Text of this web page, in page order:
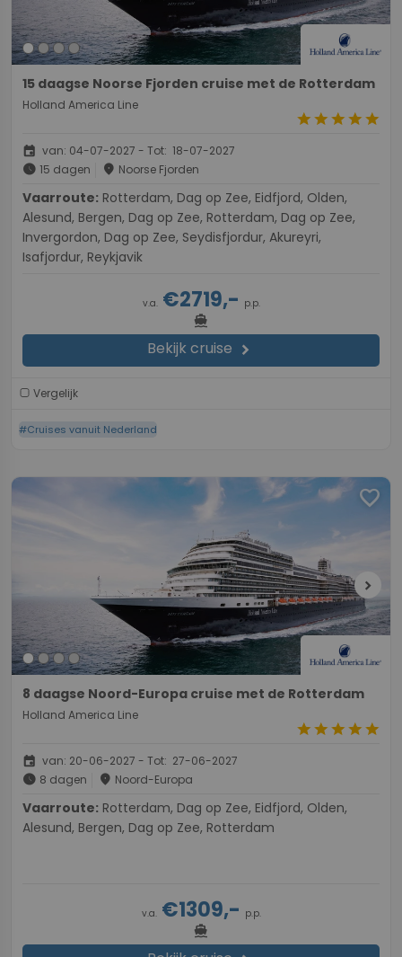
15 daagse Noorse Fjorden cruise met de Rotterdam
Holland America Line
starstarstarstarstar
event van: 04-07-2027 - Tot: 18-07-2027
schedule 15 dagen place Noorse Fjorden
Vaarroute:
Alesund, Bergen, Dag op Zee, Rotterdam, Dag op Zee,
Invergordon, Dag op Zee, Seydisfjordur, Akureyri,
Isafjordur, Reykjavik
v.a.€2719,- p.p.
directions_boat
Bekijk cruise chevron_right
Vergelijk
#Cruises vanuit Nederland
favorite
chevron_right
8 daagse Noord-Europa cruise met de Rotterdam
Holland America Line
starstarstarstarstar
event van: 20-06-2027 - Tot: 27-06-2027
schedule 8 dagen place Noord-Europa
Vaarroute:
Alesund, Bergen, Dag op Zee, Rotterdam
v.a.€1309,- p.p.
directions_boat